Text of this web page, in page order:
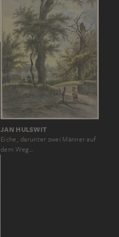
JAN HULSWIT
Eiche, darunter zwei Männer auf
dem Weg…